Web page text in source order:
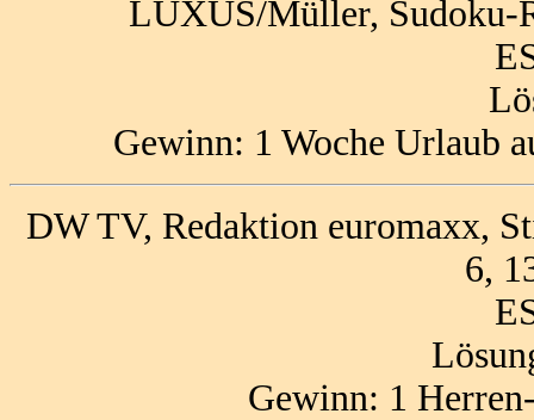
LUXUS/Müller, Sudoku-
Gewinn: 1 Woche Urlaub
DW TV, Redaktion euromaxx,
6,
Gewinn: 1